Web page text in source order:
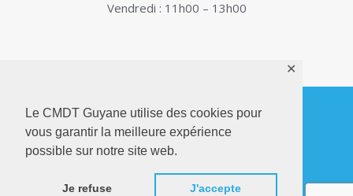
Le CMDT Guyane utilise des cookies pour
vous garantir la meilleure expérience
possible sur notre site web.
Je refuse J'accepte
✕
Vendredi : 11h00 – 13h00
© 2026. Conservatoire de Musique, Danse et
Internet réalisé parNetactions